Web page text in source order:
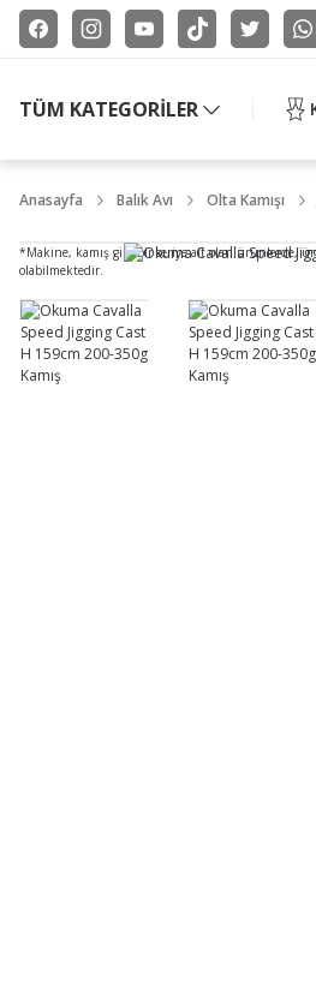
TÜM KATEGORİLER
Anasayfa Balık Avı Olta Kamışı
*Makine, kamış gibi bir seriye ait olan ürünlerde,
olabilmektedir.